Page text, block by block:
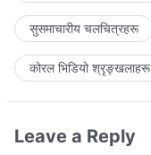
सुसमाचारीय चलचित्रहरू
कोरल भिडियो श्रृङ्खलाहरू
Leave a Reply